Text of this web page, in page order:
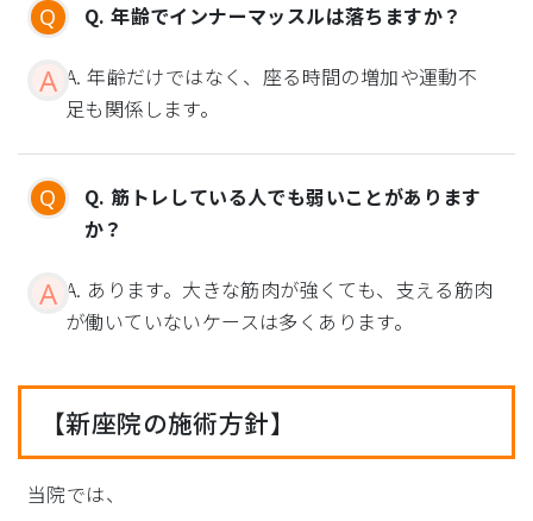
Q. 年齢でインナーマッスルは落ちますか？
A. 年齢だけではなく、座る時間の増加や運動不
足も関係します。
Q. 筋トレしている人でも弱いことがあります
か？
A. あります。大きな筋肉が強くても、支える筋肉
が働いていないケースは多くあります。
【新座院の施術方針】
当院では、